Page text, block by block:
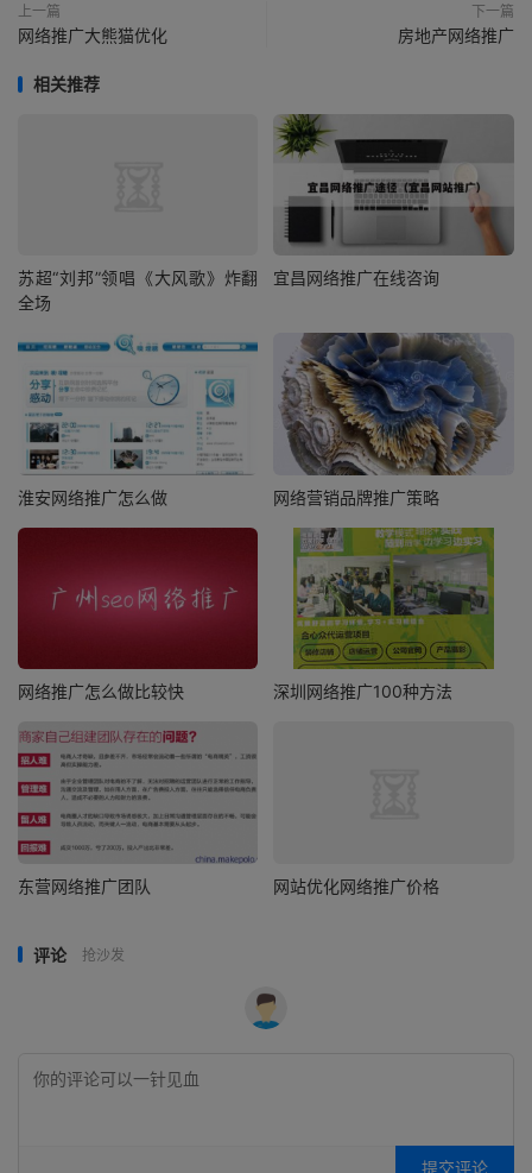
上一篇
网络推广大熊猫优化
下一篇
房地产网络推广
相关推荐
苏超“刘邦”领唱《大风歌》炸翻
全场
宜昌网络推广在线咨询
淮安网络推广怎么做 网络营销品牌推广策略
网络推广怎么做比较快 深圳网络推广100种方法
东营网络推广团队 网站优化网络推广价格
评论 抢沙发
提交评论